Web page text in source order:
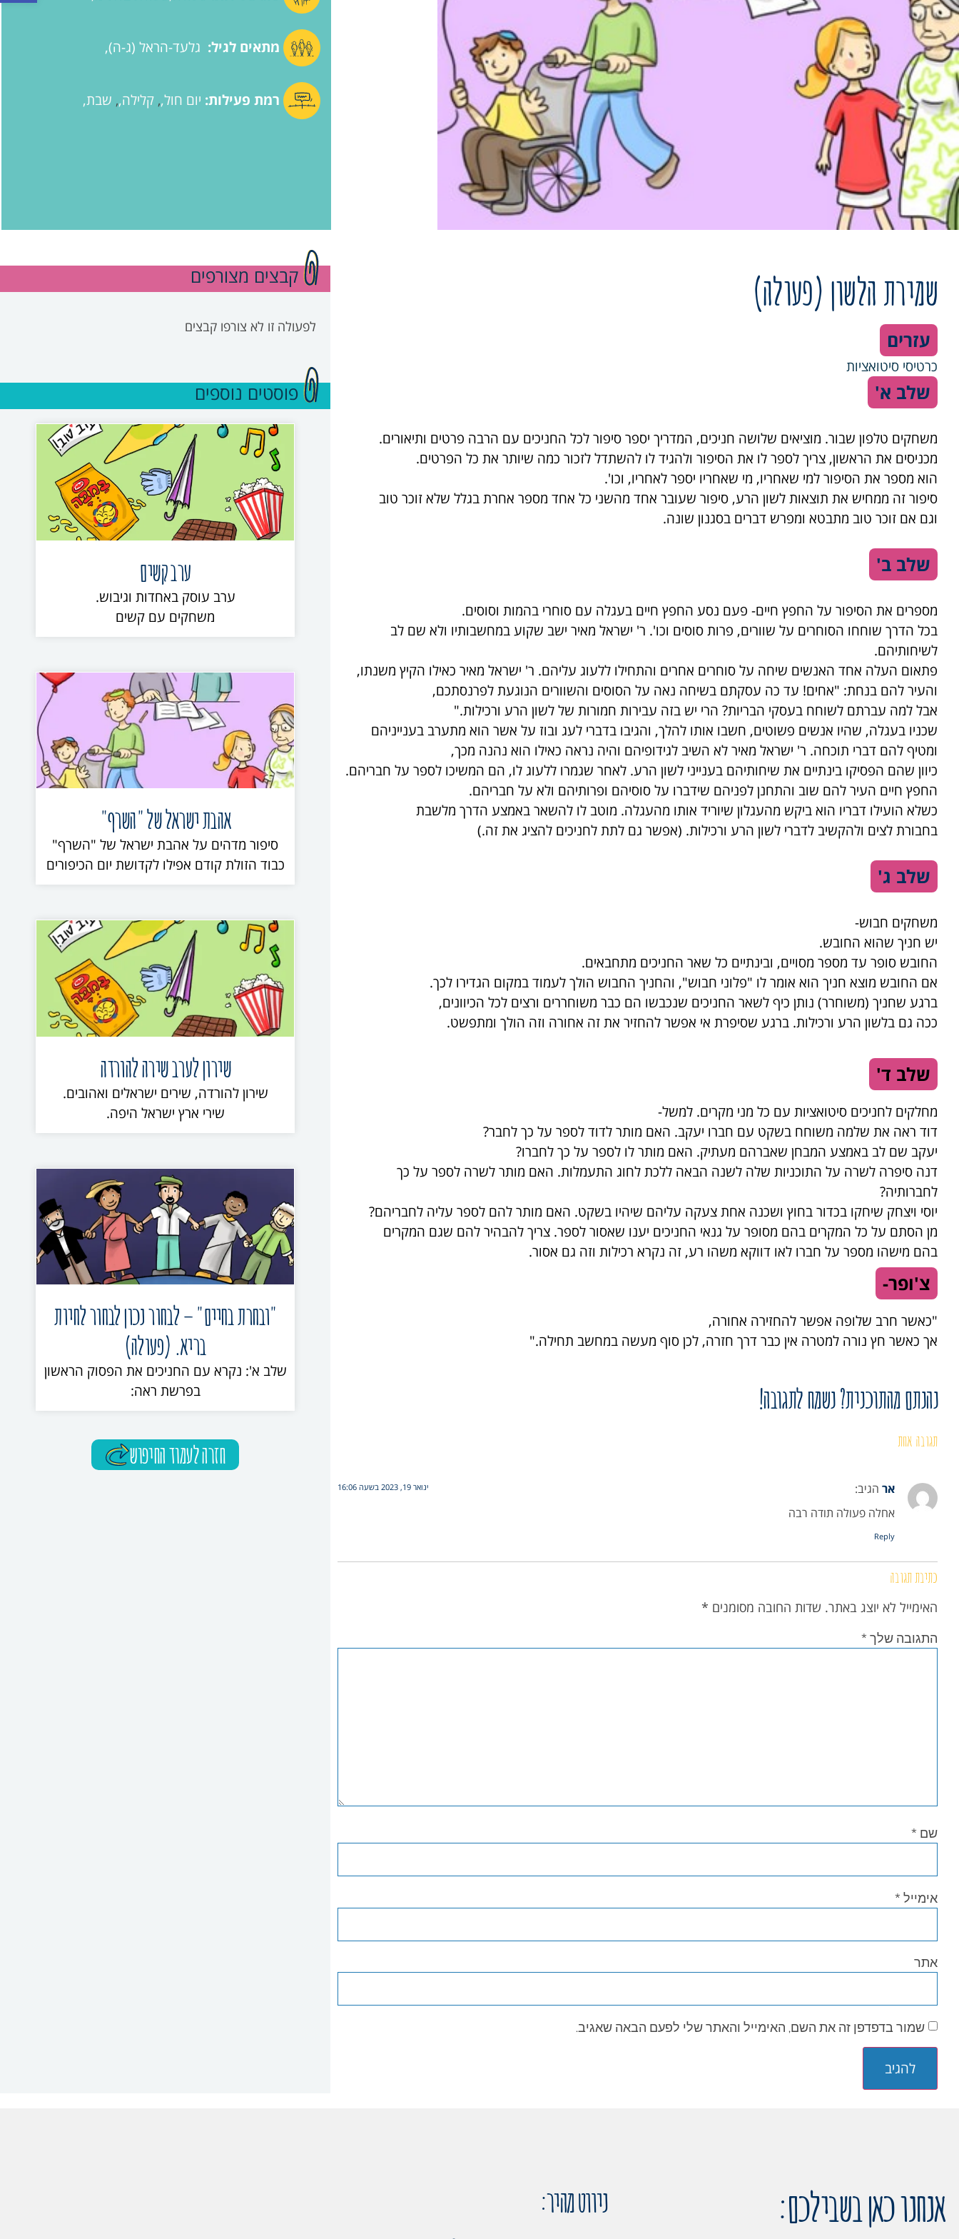
מתאים לגיל: גלעד-הראל (ג-ה)
רמת פעילות: יום חול , קלילה , שבת
שמירת הלשון (פעולה)
עזרים
כרטיסי סיטואציות
שלב א'
משחקים טלפון שבור. מוציאים שלושה חניכים, המדריך יספר סיפור לכל החניכים עם הרבה פרטים ותיאורים.
מכניסים את הראשון, צריך לספר לו את הסיפור ולהגיד לו להשתדל לזכור כמה שיותר את כל הפרטים.
הוא מספר את הסיפור למי שאחריו, מי שאחריו יספר לאחריו, וכו'.
סיפור זה ממחיש את תוצאות לשון הרע, סיפור שעובר אחד מהשני כל אחד מספר אחרת בגלל שלא זוכר טוב
וגם אם זוכר טוב מתבטא ומפרש דברים בסגנון שונה.
שלב ב'
מספרים את הסיפור על החפץ חיים- פעם נסע החפץ חיים בעגלה עם סוחרי בהמות וסוסים.
בכל הדרך שוחחו הסוחרים על שוורים, פרות סוסים וכו'. ר' ישראל מאיר ישב שקוע במחשבותיו ולא שם לב
לשיחותיהם.
פתאום העלה אחד האנשים שיחה על סוחרים אחרים והתחילו ללעוג עליהם. ר' ישראל מאיר כאילו הקיץ משנתו,
והעיר להם בנחת: "אחים! עד כה עסקתם בשיחה נאה על הסוסים והשוורים הנוגעת לפרנסתכם,
אבל למה עברתם לשוחח בעסקי הבריות? הרי יש בזה עבירות חמורות של לשון הרע ורכילות."
שכניו בעגלה, שהיו אנשים פשוטים, חשבו אותו להלך, והגיבו בדברי לעג ובוז על אשר הוא מתערב בענייניהם
ומטיף להם דברי תוכחה. ר' ישראל מאיר לא השיב לגידופיהם והיה נראה כאילו הוא נהנה מכך,
כיוון שהם הפסיקו בינתיים את שיחותיהם בענייני לשון הרע. לאחר שגמרו ללעוג לו, הם המשיכו לספר על חבריהם.
החפץ חיים העיר להם שוב והתחנן לפניהם שידברו על סוסיהם ופרותיהם ולא על חבריהם.
כשלא הועילו דבריו הוא ביקש מהעגלון שיוריד אותו מהעגלה. מוטב לו להשאר באמצע הדרך מלשבת
בחבורת לצים ולהקשיב לדברי לשון הרע ורכילות. (אפשר גם לתת לחניכים להציג את זה.)
שלב ג'
משחקים חבוש-
יש חניך שהוא החובש.
החובש סופר עד מספר מסויים, ובינתיים כל שאר החניכים מתחבאים.
אם החובש מוצא חניך הוא אומר לו "פלוני חבוש", והחניך החבוש הולך לעמוד במקום הגדירו לכך.
ברגע שחניך (משוחרר) נותן כיף לשאר החניכים שנכבשו הם כבר משוחררים ורצים לכל הכיוונים,
ככה גם בלשון הרע ורכילות. ברגע שסיפרת אי אפשר להחזיר את זה אחורה וזה הולך ומתפשט.
שלב ד'
מחלקים לחניכים סיטואציות עם כל מני מקרים. למשל-
דוד ראה את שלמה משוחח בשקט עם חברו יעקב. האם מותר לדוד לספר על כך לחבר?
יעקב שם לב באמצע המבחן שאברהם מעתיק. האם מותר לו לספר על כך לחברו?
דנה סיפרה לשרה על התוכניות שלה לשנה הבאה ללכת לחוג התעמלות. האם מותר לשרה לספר על כך
לחברותיה?
יוסי ויצחק שיחקו בכדור בחוץ ושכנה אחת צעקה עליהם שיהיו בשקט. האם מותר להם לספר עליה לחבריהם?
מן הסתם על כל המקרים בהם מסופר על גנאי החניכים יענו שאסור לספר. צריך להבהיר להם שגם המקרים
בהם מישהו מספר על חברו לאו דווקא משהו רע, זה נקרא רכילות וזה גם אסור.
צ'ופר-
"כאשר חרב שלופה אפשר להחזירה אחורה,
אך כאשר חץ נורה למטרה אין כבר דרך חזרה, לכן סוף מעשה במחשב תחילה."
נהנתם מהתוכנית? נשמח לתגובה!
תגובה אחת
אר הגיב: ינואר 19, 2023 בשעה 16:06
אחלה פעולה תודה רבה
Reply
כתיבת תגובה
האימייל לא יוצג באתר. שדות החובה מסומנים *
התגובה שלך *
שם *
אימייל *
אתר
שמור בדפדפן זה את השם, האימייל והאתר שלי לפעם הבאה שאגיב.
קבצים מצורפים
לפעולה זו לא צורפו קבצים
פוסטים נוספים
ערב קשים
ערב עוסק באחדות וגיבוש.
משחקים עם קשים
אהבת ישראל של "השרף"
סיפור מדהים על אהבת ישראל של "השרף"
כבוד הזולת קודם אפילו לקדושת יום הכיפורים
שירון לערב שירה להורדה
שירון להורדה, שירים ישראלים ואהובים.
שירי ארץ ישראל היפה.
"ובחרת בחיים" – לבחור נכון לבחור לחיות
בריא. (פעולה)
שלב א': נקרא עם החניכים את הפסוק הראשון
בפרשת ראה:
חזרה לעמוד החיפוש
אנחנו כאן בשבילכם: ניווט מהיר: